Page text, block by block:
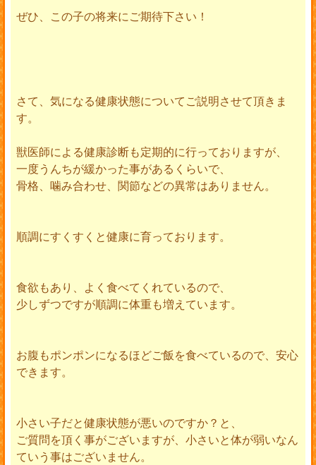
ぜひ、この子の将来にご期待下さい！
さて、気になる健康状態についてご説明させて頂きま
す。
獣医師による健康診断も定期的に行っておりますが、
一度うんちが緩かった事があるくらいで、
骨格、噛み合わせ、関節などの異常はありません。
順調にすくすくと健康に育っております。
食欲もあり、よく食べてくれているので、
少しずつですが順調に体重も増えています。
お腹もポンポンになるほどご飯を食べているので、安心
できます。
小さい子だと健康状態が悪いのですか？と、
ご質問を頂く事がございますが、小さいと体が弱いなん
ていう事はございません。